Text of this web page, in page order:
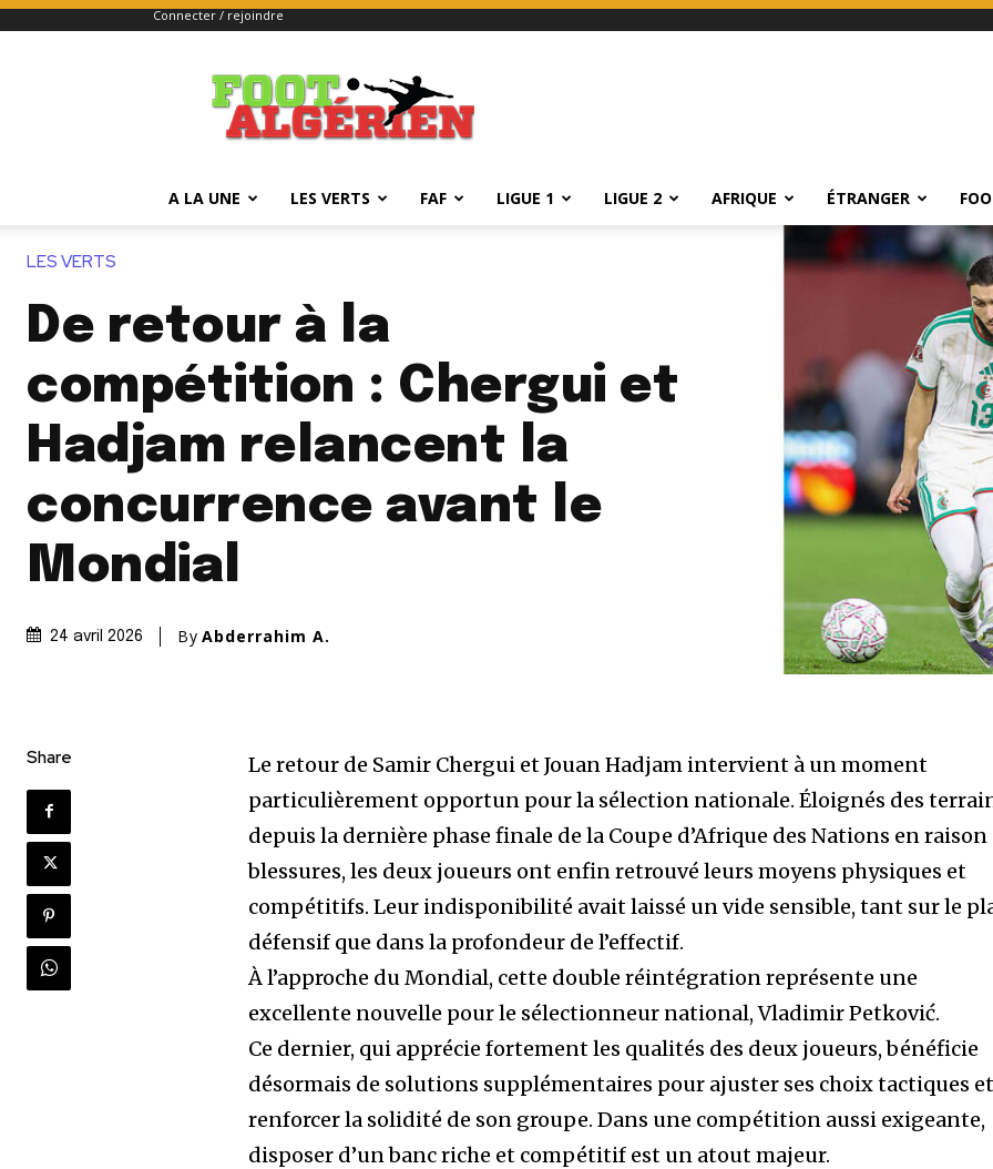
Connecter / rejoindre
FOOTALGERIEN
A LA UNE LES VERTS FAF LIGUE 1 LIGUE 2 AFRIQUE ÉTRANGER
LES VERTS
De retour à la
compétition : Chergui et
Hadjam relancent la
concurrence avant le
Mondial
24 avril 2026 By Abderrahim A.
Share
Le retour de Samir Chergui et Jouan Hadjam intervient à un moment
particulièrement opportun pour la sélection nationale. Éloignés des
depuis la dernière phase finale de la Coupe d’Afrique des Nations en raison
blessures, les deux joueurs ont enfin retrouvé leurs moyens physiques et
compétitifs. Leur indisponibilité avait laissé un vide sensible, tant sur le
défensif que dans la profondeur de l’effectif.
À l’approche du Mondial, cette double réintégration représente une
excellente nouvelle pour le sélectionneur national, Vladimir Petković.
Ce dernier, qui apprécie fortement les qualités des deux joueurs, bénéficie
désormais de solutions supplémentaires pour ajuster ses choix tactiques et
renforcer la solidité de son groupe. Dans une compétition aussi exigeante,
disposer d’un banc riche et compétitif est un atout majeur.